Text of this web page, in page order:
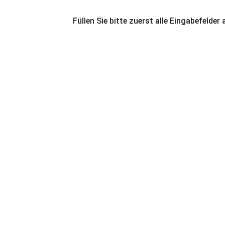
Füllen Sie bitte zuerst alle Eingabefelder